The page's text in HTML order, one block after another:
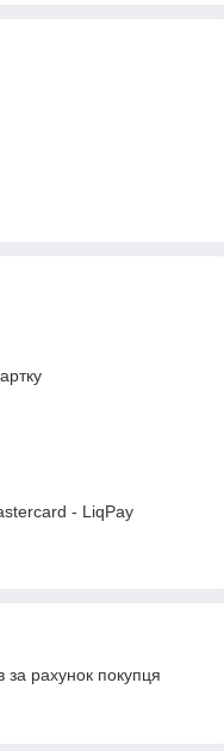
- LiqPay
рахунок покупця